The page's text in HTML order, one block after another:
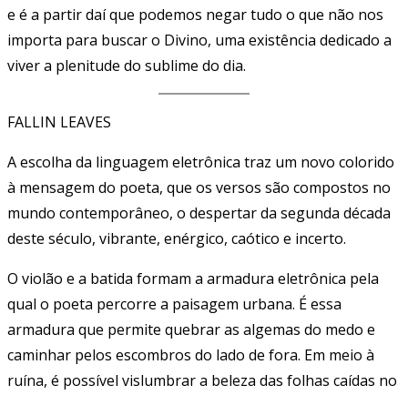
e é a partir daí que podemos negar tudo o que não nos
importa para buscar o Divino, uma existência dedicado a
viver a plenitude do sublime do dia.
FALLIN LEAVES
A escolha da linguagem eletrônica traz um novo colorido
à mensagem do poeta, que os versos são compostos no
mundo contemporâneo, o despertar da segunda década
deste século, vibrante, enérgico, caótico e incerto.
O violão e a batida formam a armadura eletrônica pela
qual o poeta percorre a paisagem urbana. É essa
armadura que permite quebrar as algemas do medo e
caminhar pelos escombros do lado de fora. Em meio à
ruína, é possível vislumbrar a beleza das folhas caídas no